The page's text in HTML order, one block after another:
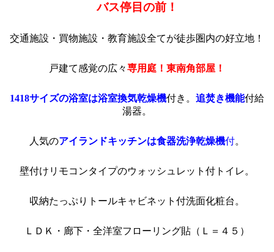
バス停目の前！
交通施設・買物施設・教育施設全てが徒歩圏内の好立地！
戸建て感覚の広々専用庭！東南角部屋！
1418サイズの浴室は浴室換気乾燥機付き。 追焚き機能付給
湯器。
人気のアイランドキッチンは食器洗浄乾燥機付。
壁付けリモコンタイプのウォッシュレット付トイレ。
収納たっぷりトールキャビネット付洗面化粧台。
ＬＤＫ・廊下・全洋室フローリング貼（Ｌ＝４５）